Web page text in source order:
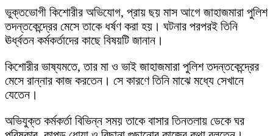
ভুক্তভোগী কিশোরীর অভিযোগ, প্রায় ছয় মাস আগে জাহাজমারা পুলিশ
তদন্তকেন্দ্রের মেসে তাকে ধর্ষণ করা হয়। ঘটনার পরপরই তিনি
ঊর্ধ্বতন কর্মকর্তাদের কাছে বিষয়টি জানান।
কিশোরীর ভাষ্যমতে, তার মা ও ভাই জাহাজমারা পুলিশ তদন্তকেন্দ্রের
মেসে রান্নার কাজ করতেন। সে কারণে তিনি মাঝে মধ্যে সেখানে
যেতেন।
অভিযুক্ত কর্মকর্তা বিভিন্ন সময় তাকে বাসার তিনতলায় ডেকে ঘর